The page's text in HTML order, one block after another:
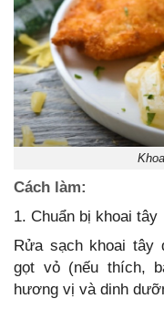
Cách làm:
1. Chuẩn bị khoai tây
Rửa sạch khoai
gọt vỏ (nếu thích,
hương vị và dinh